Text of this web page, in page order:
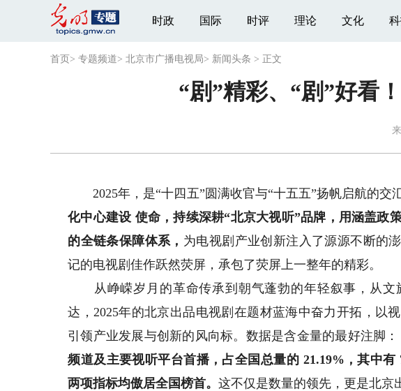
时政 国际 时评 理论 文化
首页 > 专题频道> 北京市广播电视局> 新闻头条 > 正文
“剧”精彩、“剧”好看
2025年，是“十四五”圆满收官与“十五五”扬帆启航的交
化中心建设 使命，持续深耕“北京大视听”品牌，用涵盖政
的全链条保障体系， 为电视剧产业创新注入了源源不断的
记的电视剧佳作跃然荧屏，承包了荧屏上一整年的精彩。
从峥嵘岁月的革命传承到朝气蓬勃的年轻叙事，从文
达，2025年的北京出品电视剧在题材蓝海中奋力开拓，以
引领产业发展与创新的风向标。数据是含金量的最好注脚：
频道及主要视听平台首播，占全国总量的 21.19% ，其中有
两项指标均傲居全国榜首。这不仅是数量的领先，更是北京